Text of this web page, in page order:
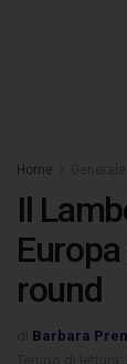
Home
Il
round
Barbara